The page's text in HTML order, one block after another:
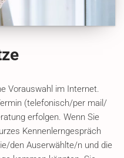
Vorauswahl im Internet.
(telefonisch/per mail/
erfolgen. Wenn Sie
Kennenlerngespräch
den Auserwählte/n und die